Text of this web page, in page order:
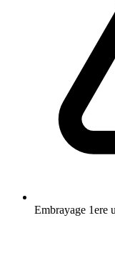
Embrayage 1ere